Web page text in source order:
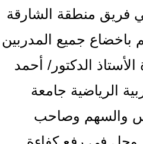
فريق منطقة الشارقة
باخضاع جميع المدربين
الدكتور/ أحمد
الرياضية جامعة
والسهم وصاحب